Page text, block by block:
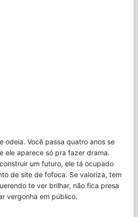
odeia. Você passa quatro anos se
ele aparece só pra fazer drama.
um futuro, ele tá ocupado
de site de fofoca. Se valoriza, tem
te ver brilhar, não fica presa
vergonha em público.